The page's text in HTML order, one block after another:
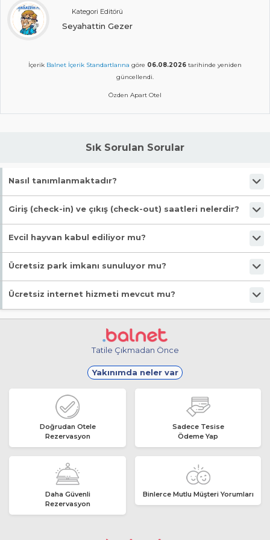
Kategori Editörü
Seyahattin Gezer
İçerik Balnet İçerik Standartlarına göre 06.08.2026 tarihinde yeniden
güncellendi.
Özden Apart Otel
Sık Sorulan Sorular
Nasıl tanımlanmaktadır?
Tesis Apart Otel statüsündedir. Öne çıkan özellikleri "Alkolsüz, Denize
Giriş (check-in) ve çıkış (check-out) saatleri nelerdir?
Giriş en erken 13:30, çıkış en geç 11:30 saatindedir.
Evcil hayvan kabul ediliyor mu?
Malesef, evcil hayvan kabul edilmiyor!
Ücretsiz park imkanı sunuluyor mu?
Evet, ücretsiz park imkanı mevcut.
Ücretsiz internet hizmeti mevcut mu?
Evet, ücretsiz internet hizmeti sunuluyor.
Tatile Çıkmadan Önce
Yakınımda neler var
Doğrudan Otele
Rezervasyon
Sadece Tesise
Ödeme Yap
Daha Güvenli
Rezervasyon
Binlerce Mutlu Müşteri Yorumları